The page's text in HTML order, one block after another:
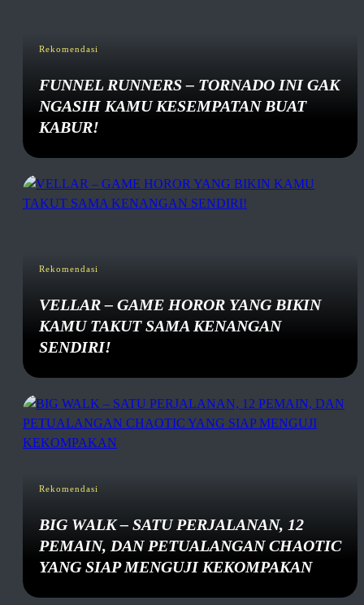
Rekomendasi
FUNNEL RUNNERS – TORNADO INI GAK
NGASIH KAMU KESEMPATAN BUAT
KABUR!
Rekomendasi
VELLAR – GAME HOROR YANG BIKIN
KAMU TAKUT SAMA KENANGAN
SENDIRI!
Rekomendasi
BIG WALK – SATU PERJALANAN, 12
PEMAIN, DAN PETUALANGAN CHAOTIC
YANG SIAP MENGUJI KEKOMPAKAN